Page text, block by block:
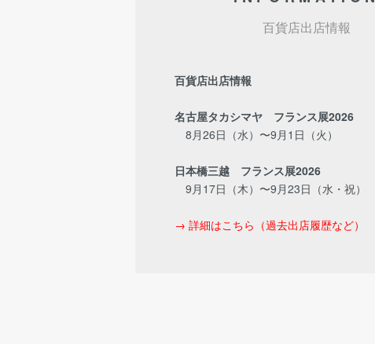
百貨店出店情報
百貨店出店情報
名古屋タカシマヤ フランス展2026
8月26日（水）〜9月1日（火）
日本橋三越 フランス展2026
9月17日（木）〜9月23日（水・祝）
→ 詳細はこちら（過去出店履歴など）